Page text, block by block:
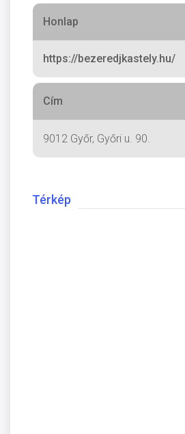
Honlap
https://bezeredjkastely.hu/
Cím
9012 Győr, Győri u. 90.
Térkép